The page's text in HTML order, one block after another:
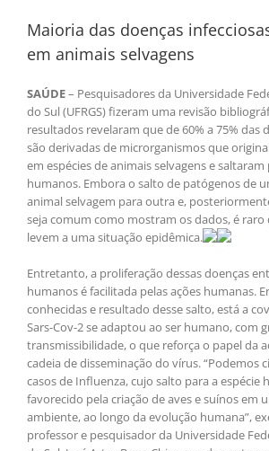
Maioria das doenças
em animais selvagens
SAÚDE– Pesquisadores da Universidade
do Sul (UFRGS) fizeram uma revisão
resultados revelaram que de 60% a 75% das
são derivadas de microrganismos que
em espécies de animais selvagens e saltaram
humanos. Embora o salto de patógenos de
animal selvagem para outra e,
seja comum como mostram os dados, é raro
levem a uma situação epidêmica.
Entretanto, a proliferação dessas doenças
humanos é facilitada pelas ações humanas.
conhecidas e resultado desse salto, está a
Sars-Cov-2 se adaptou ao ser humano, com
transmissibilidade, o que reforça o papel da
cadeia de disseminação do vírus. “Podemos
casos de Influenza, cujo salto para a espécie
favorecido pela criação de aves e suínos em
ambiente, ao longo da evolução humana”,
professor e pesquisador da Universidade